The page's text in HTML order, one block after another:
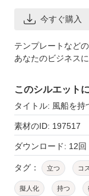
今すぐ購入
テンプレートなど
あなたのビジネス
このシルエット
タイトル: 風船を持
素材のID: 197517
ダウンロード: 12回
タグ： 立つ コ
擬人化 持つ